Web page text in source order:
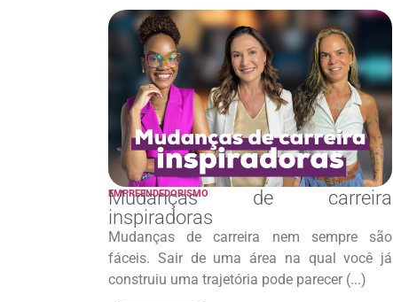
EMPREENDEDORISMO
Mudanças de carreira
inspiradoras
Mudanças de carreira nem sempre são
fáceis. Sair de uma área na qual você já
construiu uma trajetória pode parecer (...)